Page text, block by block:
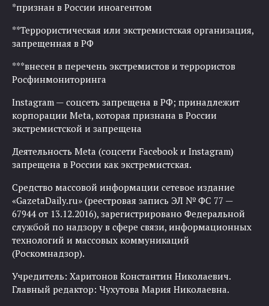
*признан в России иноагентом
**Террористическая или экстремистская организация,
запрещенная в РФ
***внесен в перечень экстремистов и террористов
Росфинмониторинга
Instagram — соцсеть запрещена в РФ; принадлежит
корпорации Meta, которая признана в России
экстремистской и запрещена
Деятельность Meta (соцсети Facebook и Instagram)
запрещена в России как экстремистская.
Средство массовой информации сетевое издание
«GazetaDaily.ru» (реестровая запись ЭЛ № ФС 77 —
67944 от 13.12.2016), зарегистрировано Федеральной
службой по надзору в сфере связи, информационных
технологий и массовых коммуникаций
(Роскомнадзор).
Учредитель: Харитонов Константин Николаевич.
Главный редактор: Чухутова Мария Николаевна.